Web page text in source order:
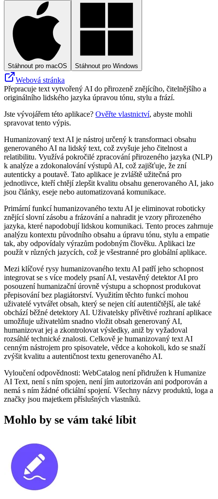
Stáhnout pro macOS Stáhnout pro Windows
Webová stránka
Přepracuje text vytvořený AI do přirozeně znějícího, čitelnějšího a
originálního lidského jazyka úpravou tónu, stylu a frází.
Jste vývojářem této aplikace? Ověřte vlastnictví, abyste mohli
spravovat tento výpis.
Humanizovaný text AI je nástroj určený k transformaci obsahu
generovaného AI na lidský text, což zvyšuje jeho čitelnost a
relatibilitu. Využívá pokročilé zpracování přirozeného jazyka (NLP)
k analýze a zdokonalování výstupů AI, což zajišťuje, že zní
autenticky a poutavě. Tato aplikace je zvláště užitečná pro
jednotlivce, kteří chtějí zlepšit kvalitu obsahu generovaného AI, jako
jsou články, eseje nebo automatizovaná komunikace.
Primární funkcí humanizovaného textu AI je eliminovat roboticky
znějící slovní zásobu a frázování a nahradit je vzory přirozeného
jazyka, které napodobují lidskou komunikaci. Tento proces zahrnuje
analýzu kontextu původního obsahu a úpravu tónu, stylu a empatie
tak, aby odpovídaly výrazům podobným člověku. Aplikaci lze
použít v různých jazycích, což je všestranné pro globální aplikace.
Mezi klíčové rysy humanizovaného textu AI patří jeho schopnost
integrovat se s více modely psaní AI, vestavěný detektor AI pro
posouzení humanizační úrovně výstupu a schopnost produkovat
přepisování bez plagiátorství. Využitím těchto funkcí mohou
uživatelé vytvářet obsah, který se nejen cítí autentičtější, ale také
obchází běžné detektory AI. Uživatelsky přívětivé rozhraní aplikace
umožňuje uživatelům snadno vložit obsah generovaný AI,
humanizovat jej a zkontrolovat výsledky, aniž by vyžadoval
rozsáhlé technické znalosti. Celkově je humanizovaný text AI
cenným nástrojem pro spisovatele, vědce a kohokoli, kdo se snaží
zvýšit kvalitu a autentičnost textu generovaného AI.
Vyloučení odpovědnosti: WebCatalog není přidružen k Humanize
AI Text, není s ním spojen, není jím autorizován ani podporován a
nemá s ním žádné oficiální spojení. Všechny názvy produktů, loga a
značky jsou majetkem příslušných vlastníků.
Mohlo by se vám také líbit